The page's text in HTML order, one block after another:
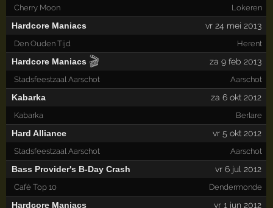
Cherry Moon Lokeren
Hardcore Maniacs vr 24 mei 2013
Den Ouden Tijd Herent
Hardcore Maniacs 🎬 za 9 feb 2013
Stadsfeestzaal Aarschot Aarschot
Kabarka za 6 okt 2012
Kabarka Berlare
Hard Alliance vr 5 okt 2012
Stadsfeestzaal Aarschot Aarschot
Bass Provider's B-Day Crash vr 6 jul 2012
Café Top 10 Dendermonde
Hardcore Maniacs vr 1 jun 2012